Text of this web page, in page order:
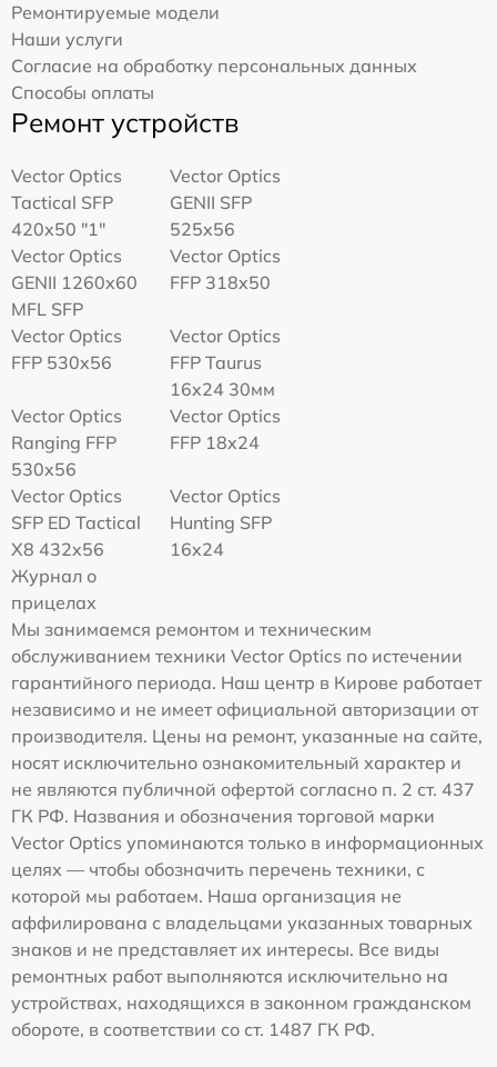
Ремонтируемые модели
Наши услуги
Согласие на обработку персональных данных
Способы оплаты
Ремонт устройств
Vector Optics
Tactical SFP
420x50 "1"
Vector Optics
GENII SFP
525x56
Vector Optics
GENII 1260x60
MFL SFP
Vector Optics
FFP 318x50
Vector Optics
FFP 530x56
Vector Optics
FFP Taurus
16x24 30мм
Vector Optics
Ranging FFP
530x56
Vector Optics
FFP 18x24
Vector Optics
SFP ED Tactical
X8 432x56
Vector Optics
Hunting SFP
16x24
Журнал о
прицелах
Мы занимаемся ремонтом и техническим
обслуживанием техники Vector Optics по истечении
гарантийного периода. Наш центр в Кирове работает
независимо и не имеет официальной авторизации от
производителя. Цены на ремонт, указанные на сайте,
носят исключительно ознакомительный характер и
не являются публичной офертой согласно п. 2 ст. 437
ГК РФ. Названия и обозначения торговой марки
Vector Optics упоминаются только в информационных
целях — чтобы обозначить перечень техники, с
которой мы работаем. Наша организация не
аффилирована с владельцами указанных товарных
знаков и не представляет их интересы. Все виды
ремонтных работ выполняются исключительно на
устройствах, находящихся в законном гражданском
обороте, в соответствии со ст. 1487 ГК РФ.